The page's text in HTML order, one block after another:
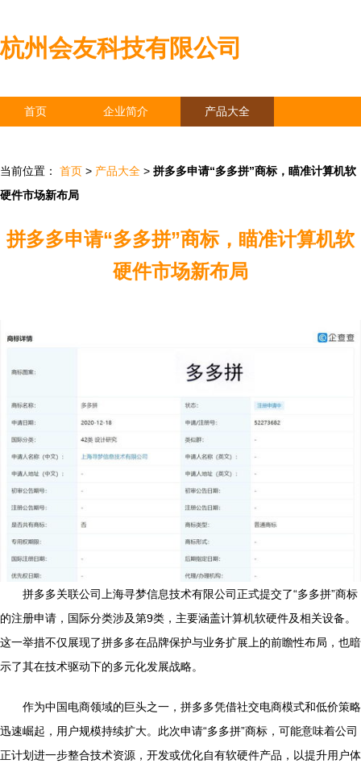
杭州会友科技有限公司
首页 企业简介 产品大全
当前位置： 首页 > 产品大全 > 拼多多申请“多多拼”商标，瞄准计算机软
硬件市场新布局
拼多多申请“多多拼”商标，瞄准计算机软
硬件市场新布局
拼多多关联公司上海寻梦信息技术有限公司正式提交了“多多拼”商标
的注册申请，国际分类涉及第9类，主要涵盖计算机软硬件及相关设备。
这一举措不仅展现了拼多多在品牌保护与业务扩展上的前瞻性布局，也暗
示了其在技术驱动下的多元化发展战略。
作为中国电商领域的巨头之一，拼多多凭借社交电商模式和低价策略
迅速崛起，用户规模持续扩大。此次申请“多多拼”商标，可能意味着公司
正计划进一步整合技术资源，开发或优化自有软硬件产品，以提升用户体